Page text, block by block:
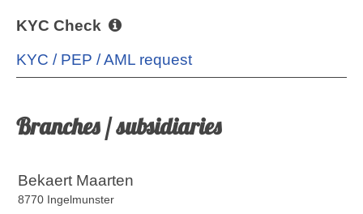
KYC Check
KYC / PEP / AML request
Branches / subsidiaries
Bekaert Maarten
8770 Ingelmunster